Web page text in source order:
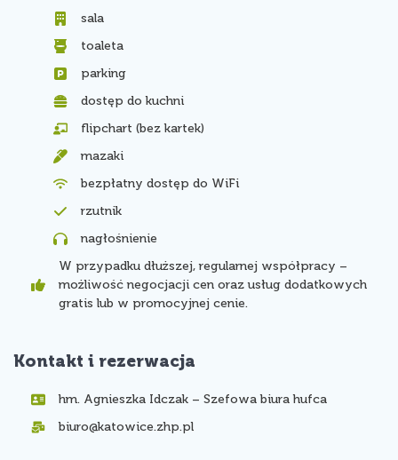
sala
toaleta
parking
dostęp do kuchni
flipchart (bez kartek)
mazaki
bezpłatny dostęp do WiFi
rzutnik
nagłośnienie
W przypadku dłuższej, regularnej współpracy –
możliwość negocjacji cen oraz usług dodatkowych
gratis lub w promocyjnej cenie.
Kontakt i rezerwacja
hm. Agnieszka Idczak – Szefowa biura hufca
biuro@katowice.zhp.pl